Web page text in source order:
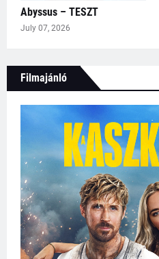
Abyssus – TESZT
July 07, 2026
Filmajánló